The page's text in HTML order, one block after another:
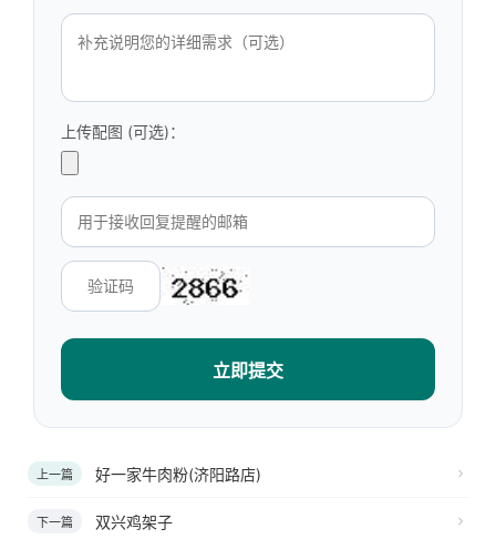
上传配图 (可选)：
立即提交
上一篇 好一家牛肉粉(济阳路店)
下一篇 双兴鸡架子